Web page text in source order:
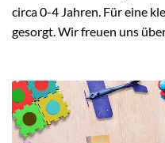
circa 0-4 Jahren. Für eine
gesorgt. Wir freuen uns